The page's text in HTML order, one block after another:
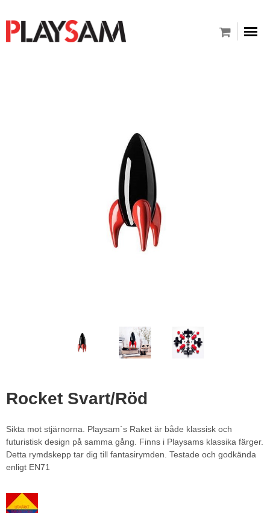
Rocket Svart/Röd
Sikta mot stjärnorna. Playsam´s Raket är både klassisk och
futuristisk design på samma gång. Finns i Playsams klassika färger.
Detta rymdskepp tar dig till fantasirymden. Testade och godkända
enligt EN71